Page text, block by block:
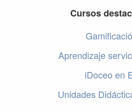
Cursos
Aprendizaje
iDoceo en
Unidades